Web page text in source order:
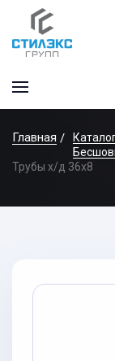
Главная
Трубы х/д 36x8